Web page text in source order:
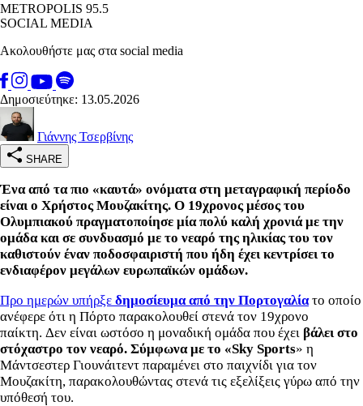
METROPOLIS 95.5
SOCIAL MEDIA
Ακολουθήστε μας στα social media
Δημοσιεύτηκε: 13.05.2026
Γιάννης Τσερβίνης
SHARE
Ένα από τα πιο «καυτά» ονόματα στη μεταγραφική περίοδο
είναι ο Χρήστος Μουζακίτης. Ο 19χρονος μέσος του
Ολυμπιακού πραγματοποίησε μία πολύ καλή χρονιά με την
ομάδα και σε συνδυασμό με το νεαρό της ηλικίας του τον
καθιστούν έναν ποδοσφαιριστή που ήδη έχει κεντρίσει το
ενδιαφέρον μεγάλων ευρωπαϊκών ομάδων.
Προ ημερών υπήρξε δημοσίευμα από την Πορτογαλία το οποίο
ανέφερε ότι η Πόρτο παρακολουθεί στενά τον 19χρονο
παίκτη. Δεν είναι ωστόσο η μοναδική ομάδα που έχει βάλει στο
στόχαστρο τον νεαρό. Σύμφωνα με το «Sky Sports» η
Μάντσεστερ Γιουνάιτεντ παραμένει στο παιχνίδι για τον
Μουζακίτη, παρακολουθώντας στενά τις εξελίξεις γύρω από την
υπόθεσή του.